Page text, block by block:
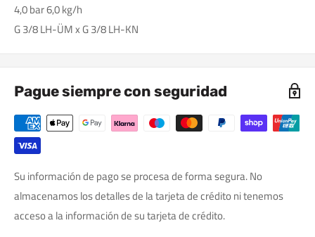
4,0 bar 6,0 kg/h
G 3/8 LH-ÜM x G 3/8 LH-KN
Pague siempre con seguridad
Su información de pago se procesa de forma segura. No
almacenamos los detalles de la tarjeta de crédito ni tenemos
acceso a la información de su tarjeta de crédito.